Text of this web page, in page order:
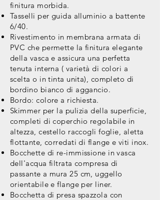
finitura morbida.
Tasselli per guida alluminio a battente
6/40.
Rivestimento in membrana armata di
PVC che permette la finitura elegante
della vasca e assicura una perfetta
tenuta interna ( varietà di colori a
scelta o in tinta unita), completo di
bordino bianco di aggancio.
Bordo: colore a richiesta.
Skimmer per la pulizia della superficie,
completi di coperchio regolabile in
altezza, cestello raccogli foglie, aletta
flottante, corredati di flange e viti inox.
Bocchette di re-immissione in vasca
dell'acqua filtrata compresa di
passante a mura 25 cm, uggello
orientabile e flange per liner.
Bocchetta di presa spazzola con